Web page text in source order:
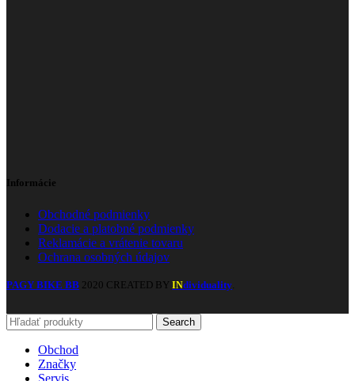
Informácie
Obchodné podmienky
Dodacie a platobné podmienky
Reklamácie a vrátenie tovaru
Ochrana osobných údajov
PAGY BIKE BB 2020 CREATED BY INdividuality
Search
Obchod
Značky
Servis